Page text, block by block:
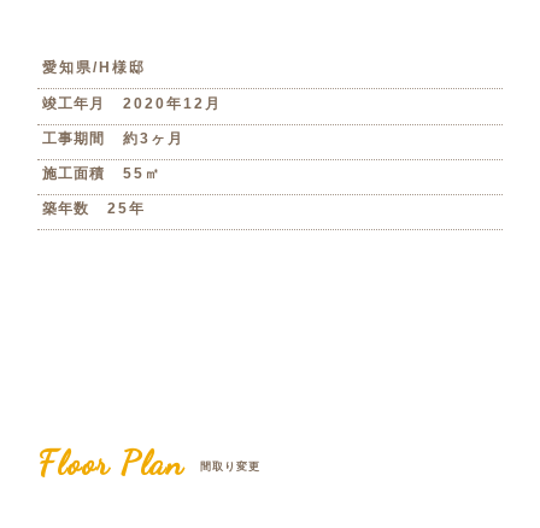
愛知県/H様邸
竣工年月 2020年12月
工事期間 約3ヶ月
施工面積 55㎡
築年数 25年
Floor Plan 間取り変更